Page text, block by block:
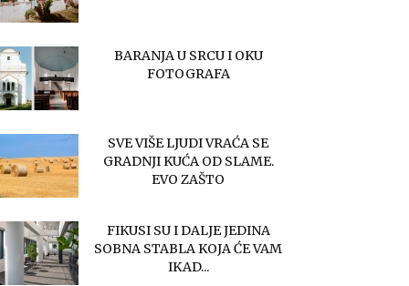
BARANJA U SRCU I OKU
FOTOGRAFA
SVE VIŠE LJUDI VRAĆA SE
GRADNJI KUĆA OD SLAME.
EVO ZAŠTO
FIKUSI SU I DALJE JEDINA
SOBNA STABLA KOJA ĆE VAM
IKAD...